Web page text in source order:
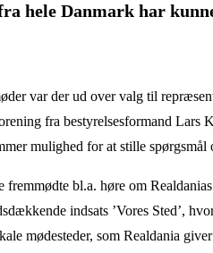
hele Danmark har
var der ud over valg til
fra bestyrelsesformand Lars
mulighed for at stille spørgsmål
fremmødte bl.a. høre om
indsats ’Vores Sted’,
mødesteder, som Realdania